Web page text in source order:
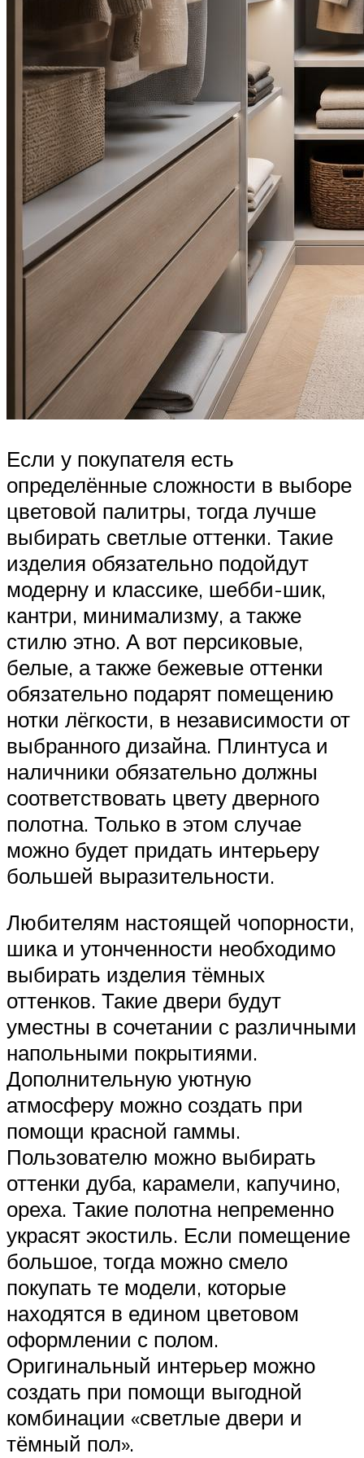
Если у покупателя есть
определённые сложности в выборе
цветовой палитры, тогда лучше
выбирать светлые оттенки. Такие
изделия обязательно подойдут
модерну и классике, шебби-шик,
кантри, минимализму, а также
стилю этно. А вот персиковые,
белые, а также бежевые оттенки
обязательно подарят помещению
нотки лёгкости, в независимости от
выбранного дизайна. Плинтуса и
наличники обязательно должны
соответствовать цвету дверного
полотна. Только в этом случае
можно будет придать интерьеру
большей выразительности.
Любителям настоящей чопорности,
шика и утонченности необходимо
выбирать изделия тёмных
оттенков. Такие двери будут
уместны в сочетании с различными
напольными покрытиями.
Дополнительную уютную
атмосферу можно создать при
помощи красной гаммы.
Пользователю можно выбирать
оттенки дуба, карамели, капучино,
ореха. Такие полотна непременно
украсят экостиль. Если помещение
большое, тогда можно смело
покупать те модели, которые
находятся в едином цветовом
оформлении с полом.
Оригинальный интерьер можно
создать при помощи выгодной
комбинации «светлые двери и
тёмный пол».